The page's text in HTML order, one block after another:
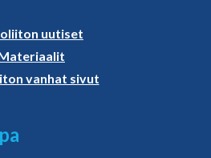
uutiset
vanhat sivut